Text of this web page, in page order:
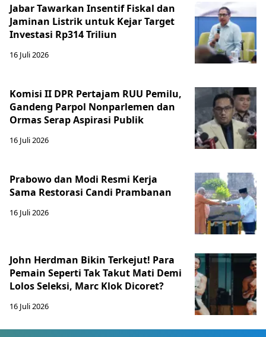
Jabar Tawarkan Insentif Fiskal dan
Jaminan Listrik untuk Kejar Target
Investasi Rp314 Triliun
16 Juli 2026
Komisi II DPR Pertajam RUU Pemilu,
Gandeng Parpol Nonparlemen dan
Ormas Serap Aspirasi Publik
16 Juli 2026
Prabowo dan Modi Resmi Kerja
Sama Restorasi Candi Prambanan
16 Juli 2026
John Herdman Bikin Terkejut! Para
Pemain Seperti Tak Takut Mati Demi
Lolos Seleksi, Marc Klok Dicoret?
16 Juli 2026